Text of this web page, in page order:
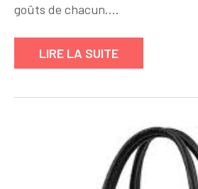
goûts de chacun.…
LIRE LA SUITE